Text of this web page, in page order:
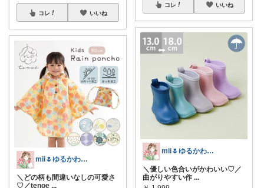
コレ いいね
mii🌷ゆるかわアイテム探し🔍🫧
＼どの柄も間違いなしの可愛さ
♡／tenoe ...
コレ いいね
mii🌷ゆるかわアイテム探し🔍🫧
＼優しい色合いがかわいい♡／
曲がりやすい作 ...